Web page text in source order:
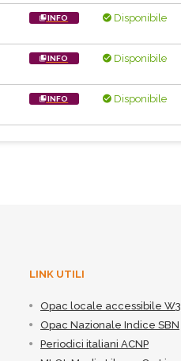
INFO Disponibile
INFO Disponibile
INFO Disponibile
LINK UTILI
Opac locale accessibile
Opac Nazionale Indice SBN
Periodici italiani ACNP